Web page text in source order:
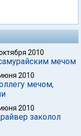
2010
мечом
2010
мечом,
2010
заколол